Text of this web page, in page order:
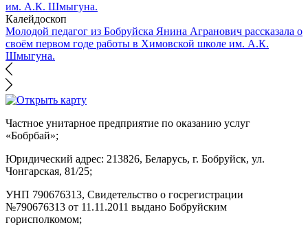
Калейдоскоп
Молодой педагог из Бобруйска Янина Агранович рассказала о
своём первом годе работы в Химовской школе им. А.К.
Шмыгуна.
Частное унитарное предприятие по оказанию услуг
«Бобрбай»;
Юридический адрес: 213826, Беларусь, г. Бобруйск, ул.
Чонгарская, 81/25;
УНП 790676313, Свидетельство о госрегистрации
№790676313 от 11.11.2011 выдано Бобруйским
горисполкомом;